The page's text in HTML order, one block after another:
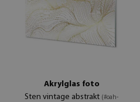
Akrylglas foto
Sten vintage abstrakt (#oah-